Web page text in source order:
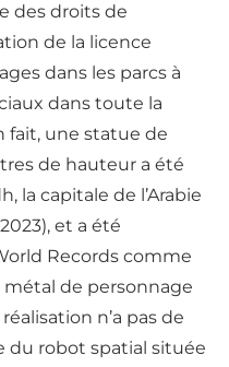
des droits de
de la licence
dans les parcs à
dans toute la
fait, une statue de
de hauteur a été
la capitale de l’Arabie
et a été
Records comme
de personnage
n’a pas de
du robot spatial située